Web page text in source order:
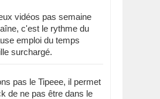
vidéos pas semaine
c'est le rythme du
emploi du temps
surchargé.
pas le Tipeee, il permet
de ne pas être dans le